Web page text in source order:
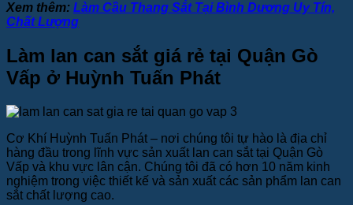
Xem thêm: Làm Cầu Thang Sắt Tại Bình Dương Uy Tín,
Chất Lượng
Làm lan can sắt giá rẻ tại Quận Gò
Vấp ở Huỳnh Tuấn Phát
Cơ Khí Huỳnh Tuấn Phát – nơi chúng tôi tự hào là địa chỉ
hàng đầu trong lĩnh vực sản xuất lan can sắt tại Quận Gò
Vấp và khu vực lân cận. Chúng tôi đã có hơn 10 năm kinh
nghiệm trong việc thiết kế và sản xuất các sản phẩm lan can
sắt chất lượng cao.